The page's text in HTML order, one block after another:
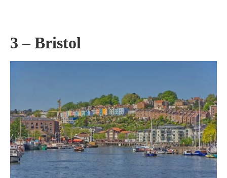
3 – Bristol